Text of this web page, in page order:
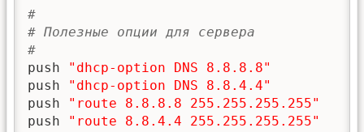
#
# Полезные опции для сервера
#
push
"dhcp-option DNS 8.8.8.8"
push
"dhcp-option DNS 8.8.4.4"
push
"route 8.8.8.8 255.255.255.255"
push
"route 8.8.4.4 255.255.255.255"